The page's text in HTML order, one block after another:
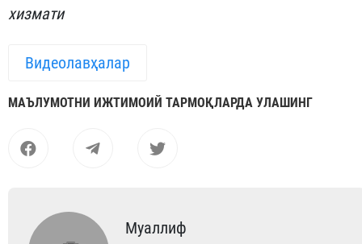
хизмати
Видеолавҳалар
МАЪЛУМОТНИ ИЖТИМОИЙ ТАРМОҚЛАРДА УЛАШИНГ
Муаллиф